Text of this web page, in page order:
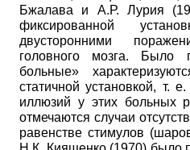
Бжалава и А.Р. Лурия
фиксированной
двусторонними
головного мозга. Было
больные»
статичной установкой, т.
иллюзий у этих больных
отмечаются случаи
равенстве стимулов